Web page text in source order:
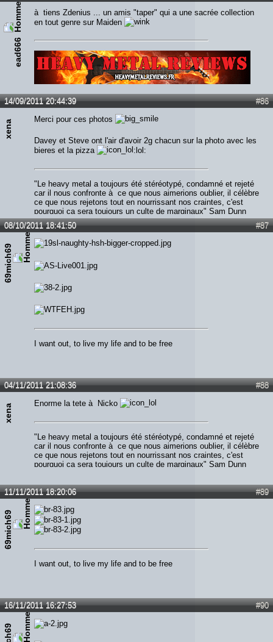
ead666
à tiens Zdenius ... un amis "taper" qui a une sacrée collection
en tout genre sur Maiden
#86
14/09/2011 20:44:39
xena Merci pour ces photos
Davey et Steve ont l'air d'avoir 2g chacun sur la photo avec les
bieres et la pizza
:lol:
"Le heavy metal a toujours été stéréotypé, condamné et rejeté
car il nous confronte à ce que nous aimerions oublier, il célèbre
ce que nous rejetons tout en nourrissant nos craintes, c'est
pourquoi ça sera toujours un culte de marginaux" Sam Dunn
#87
08/10/2011 18:41:50
69mich69
I want out, to live my life and to be free
#88
04/11/2011 21:08:36
xena Enorme la tete à Nicko
"Le heavy metal a toujours été stéréotypé, condamné et rejeté
car il nous confronte à ce que nous aimerions oublier, il célèbre
ce que nous rejetons tout en nourrissant nos craintes, c'est
pourquoi ça sera toujours un culte de marginaux" Sam Dunn
#89
11/11/2011 18:20:06
69mich69
I want out, to live my life and to be free
#90
16/11/2011 16:27:53